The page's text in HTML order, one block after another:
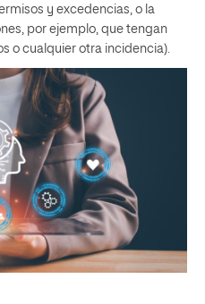
y excedencias, o la
por ejemplo, que tengan
o cualquier otra incidencia).